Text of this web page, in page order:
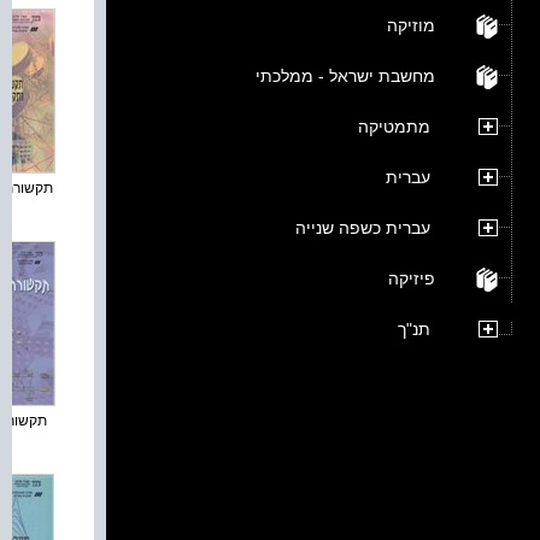
מוזיקה
מחשבת ישראל - ממלכתי
מתמטיקה
עברית
עברית כשפה שנייה
פיזיקה
תנ"ך
תקשורת